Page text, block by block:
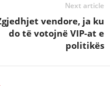
Next article
vendore, ja ku
do të votojnë VIP-at e
politikës